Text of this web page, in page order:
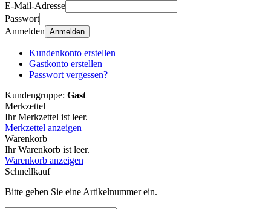
E-Mail-Adresse
Passwort
Anmelden Anmelden
Kundenkonto erstellen
Gastkonto erstellen
Passwort vergessen?
Kundengruppe: Gast
Merkzettel
Ihr Merkzettel ist leer.
Merkzettel anzeigen
Warenkorb
Ihr Warenkorb ist leer.
Warenkorb anzeigen
Schnellkauf
Bitte geben Sie eine Artikelnummer ein.